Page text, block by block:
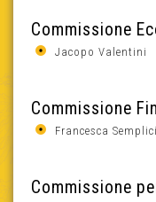
Commissione
Jacopo Valentini
Commissione
Francesca Semplici
Commissione